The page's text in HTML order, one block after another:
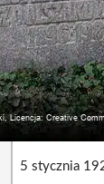
5 stycznia